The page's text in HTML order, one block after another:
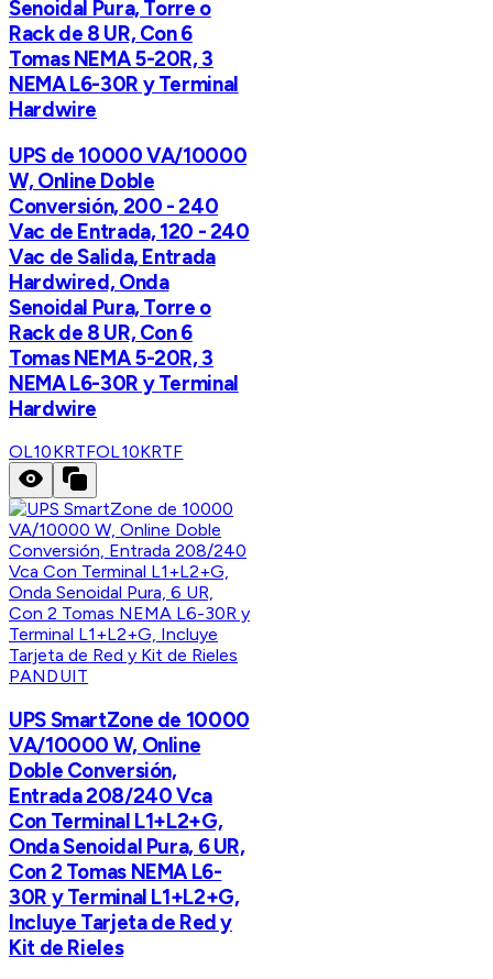
Senoidal Pura, Torre o
Rack de 8 UR, Con 6
Tomas NEMA 5-20R, 3
NEMA L6-30R y Terminal
Hardwire
UPS de 10000 VA/10000
W, Online Doble
Conversión, 200 - 240
Vac de Entrada, 120 - 240
Vac de Salida, Entrada
Hardwired, Onda
Senoidal Pura, Torre o
Rack de 8 UR, Con 6
Tomas NEMA 5-20R, 3
NEMA L6-30R y Terminal
Hardwire
OL10KRTFOL10KRTF
PANDUIT
UPS SmartZone de 10000
VA/10000 W, Online
Doble Conversión,
Entrada 208/240 Vca
Con Terminal L1+L2+G,
Onda Senoidal Pura, 6 UR,
Con 2 Tomas NEMA L6-
30R y Terminal L1+L2+G,
Incluye Tarjeta de Red y
Kit de Rieles